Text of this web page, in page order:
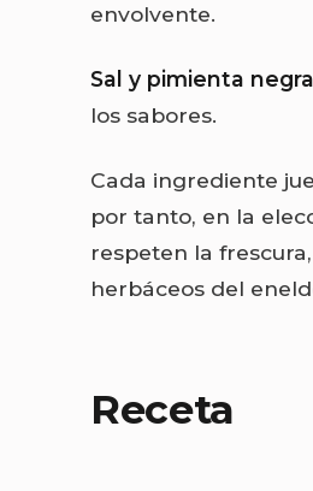
envolvente.
Sal y pimienta negra
los sabores.
Cada ingrediente
por tanto, en la
respeten la
herbáceos del
Receta